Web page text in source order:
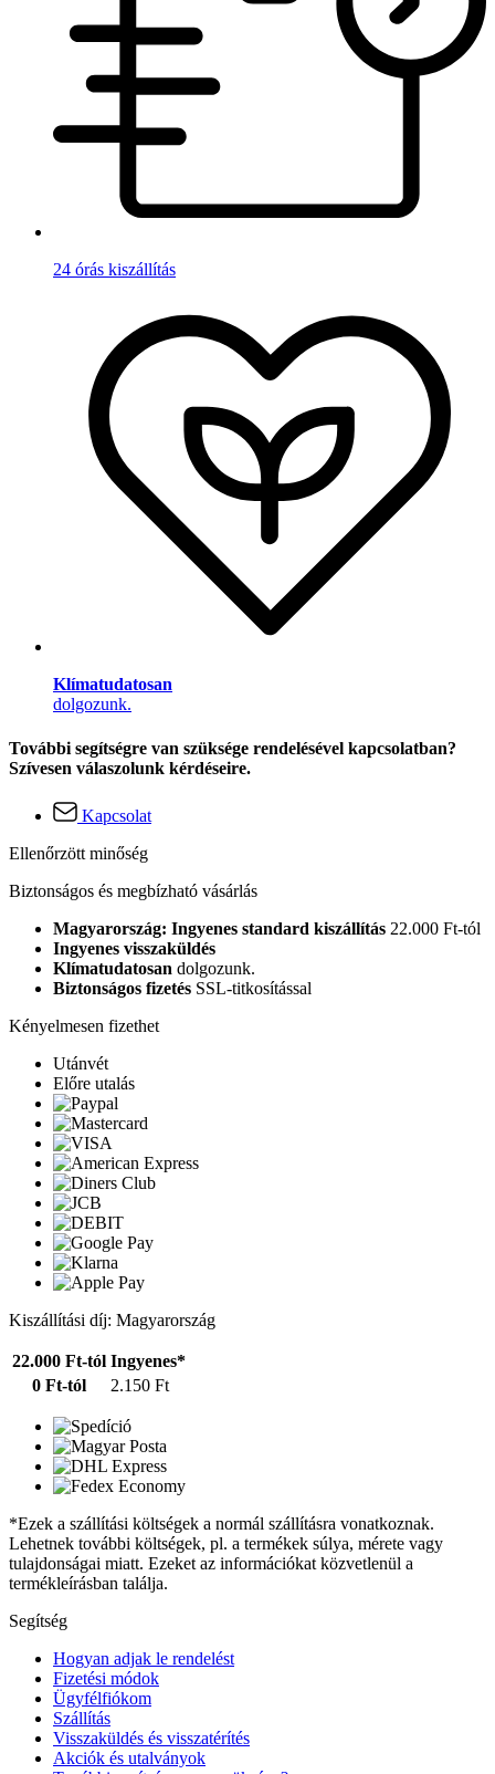
24 órás kiszállítás
Klímatudatosan
dolgozunk.
További segítségre van szüksége rendelésével kapcsolatban?
Szívesen válaszolunk kérdéseire.
Kapcsolat
Ellenőrzött minőség
Biztonságos és megbízható vásárlás
Magyarország: Ingyenes standard kiszállítás 22.000 Ft-tól
Ingyenes visszaküldés
Klímatudatosan dolgozunk.
Biztonságos fizetés SSL-titkosítással
Kényelmesen fizethet
Utánvét
Előre utalás
Kiszállítási díj: Magyarország
22.000 Ft-tól Ingyenes*
0 Ft-tól
2.150 Ft
*Ezek a szállítási költségek a normál szállításra vonatkoznak.
Lehetnek további költségek, pl. a termékek súlya, mérete vagy
tulajdonságai miatt. Ezeket az információkat közvetlenül a
termékleírásban találja.
Segítség
Hogyan adjak le rendelést
Fizetési módok
Ügyfélfiókom
Szállítás
Visszaküldés és visszatérítés
Akciók és utalványok